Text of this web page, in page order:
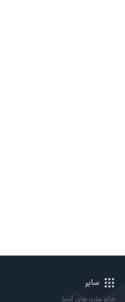
سایر
جام ملت های آسیا